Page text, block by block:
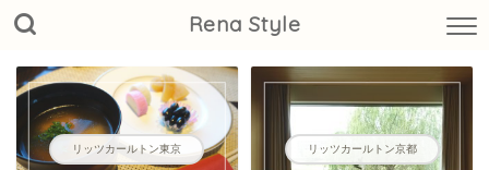
Rena Style
リッツカールトン東京 リッツカールトン京都